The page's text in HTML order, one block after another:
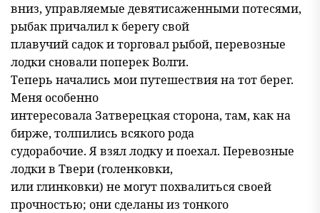
вниз, управляемые девятисаженными потесями,
рыбак причалил к берегу свой
плавучий садок и торговал рыбой, перевозные
лодки сновали поперек Волги.
Теперь начались мои путешествия на тот берег.
Меня особенно
интересовала Затверецкая сторона, там, как на
бирже, толпились всякого рода
судорабочие. Я взял лодку и поехал. Перевозные
лодки в Твери (голенковки,
или глинковки) не могут похвалиться своей
прочностью; они сделаны из тонкого